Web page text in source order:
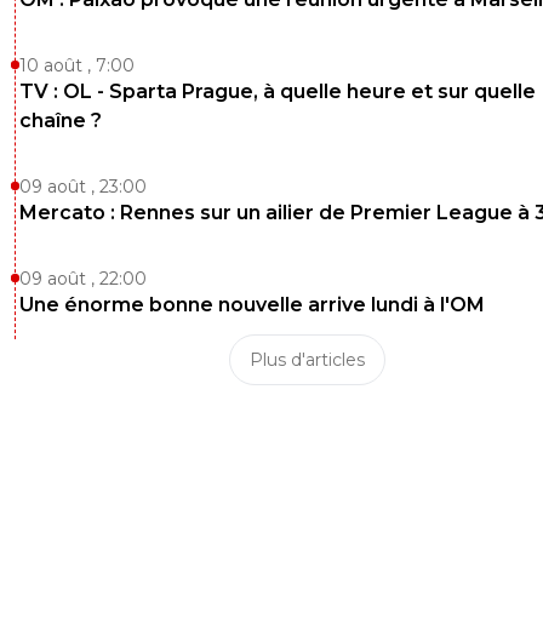
10 août , 7:00
TV : OL - Sparta Prague, à quelle heure et sur quelle
chaîne ?
09 août , 23:00
Mercato : Rennes sur un ailier de Premier League à
09 août , 22:00
Une énorme bonne nouvelle arrive lundi à l'OM
Plus d'articles